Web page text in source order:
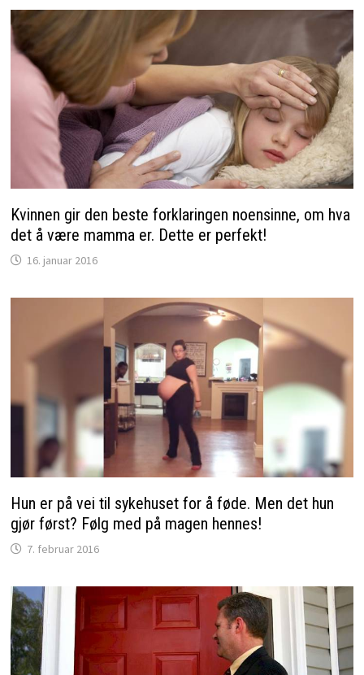
Kvinnen gir den beste forklaringen noensinne, om hva
det å være mamma er. Dette er perfekt!
16. januar 2016
Hun er på vei til sykehuset for å føde. Men det hun
gjør først? Følg med på magen hennes!
7. februar 2016